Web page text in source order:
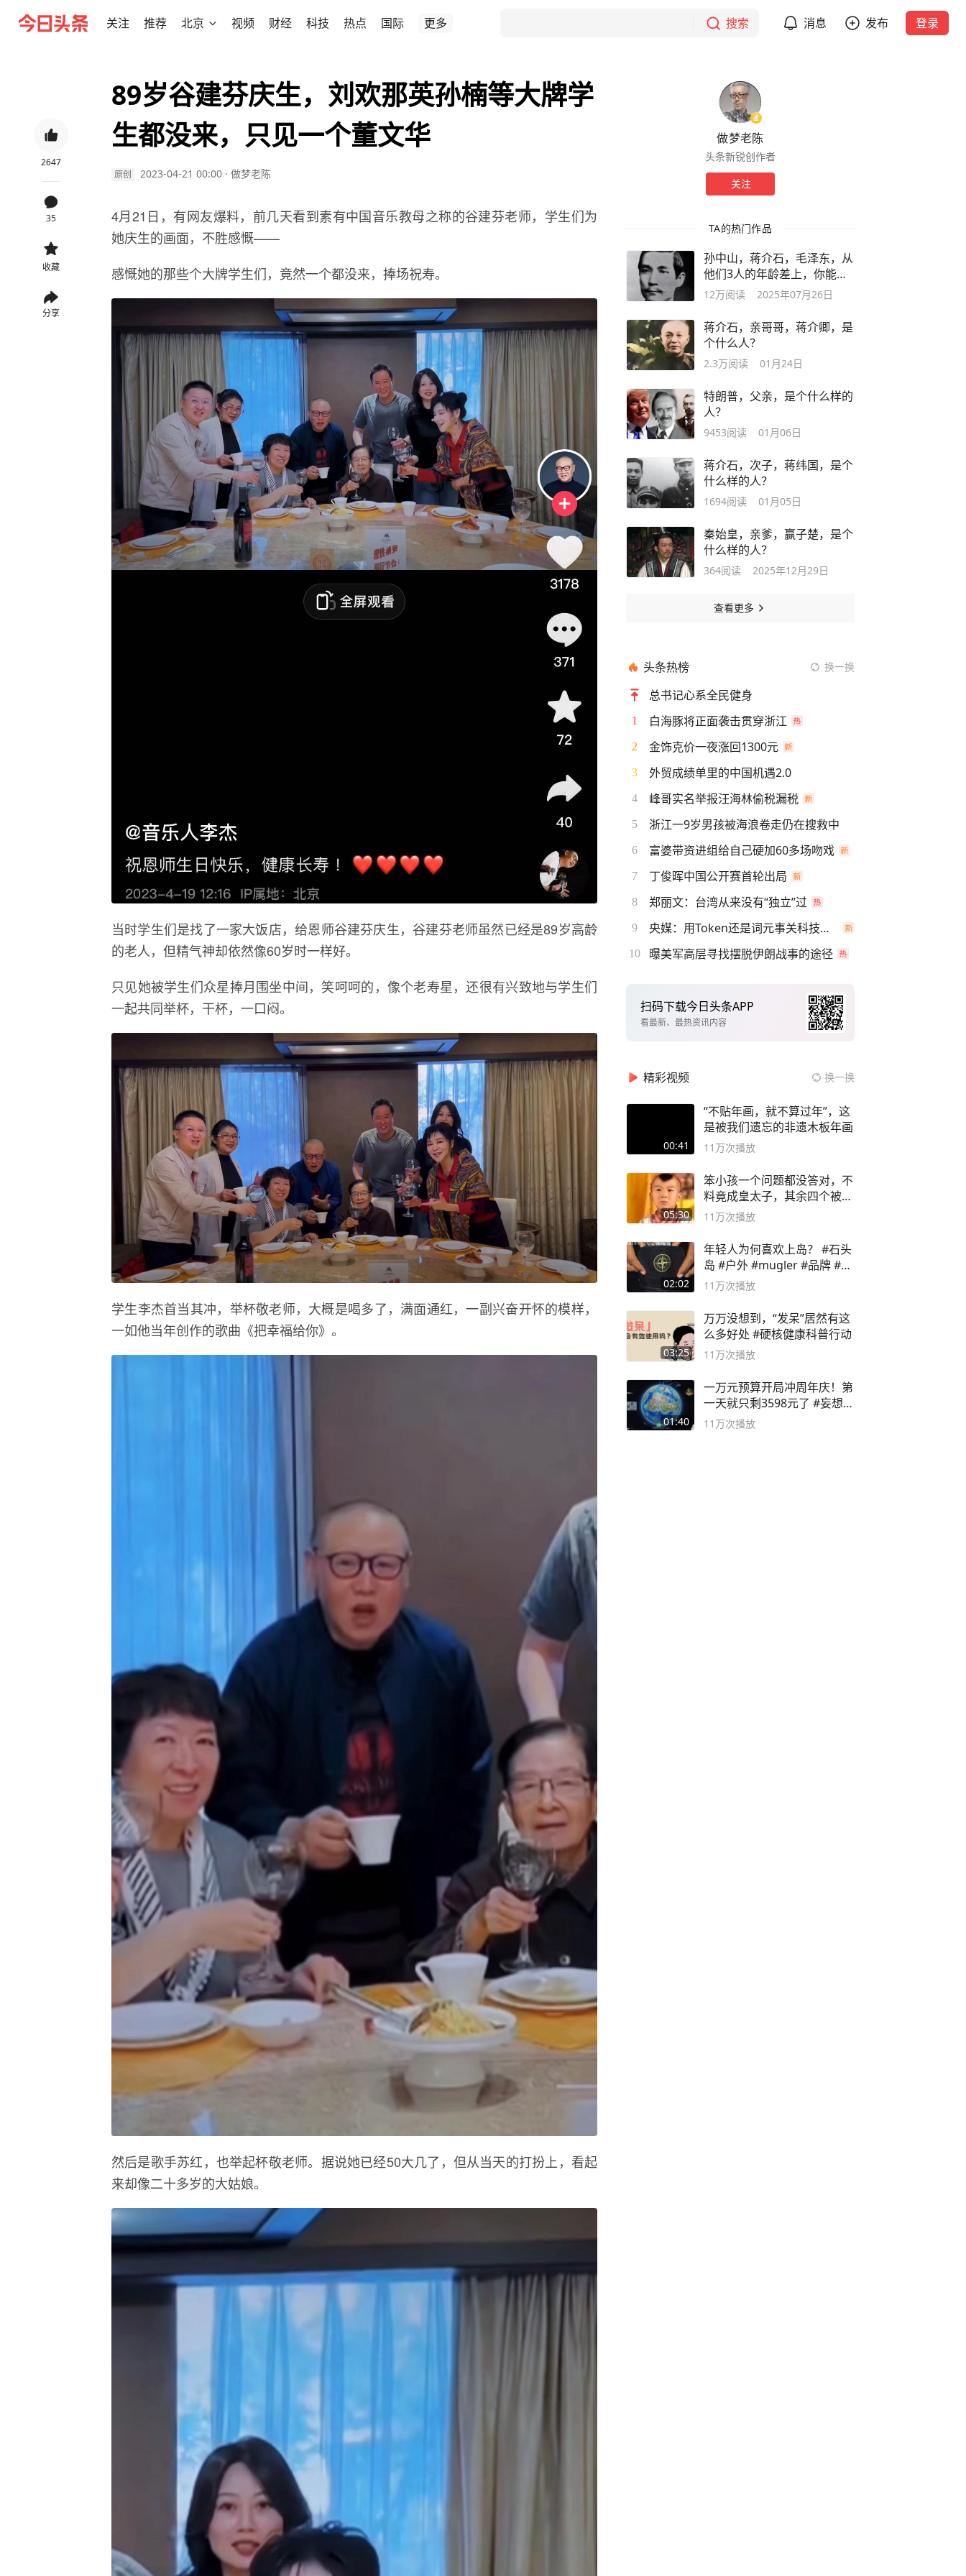
关注 推荐 北京 视频 财经 科技 热点 国际 更多 搜索 消息 发布 登录
2647
35
收藏
分享
89岁谷建芬庆生，刘欢那英孙楠等大牌学
生都没来，只见一个董文华
原创 2023-04-21 00:00 · 做梦老陈
4月21日，有网友爆料，前几天看到素有中国音乐教母之称的谷建芬老师，学生们为
她庆生的画面，不胜感慨——
感慨她的那些个大牌学生们，竟然一个都没来，捧场祝寿。
当时学生们是找了一家大饭店，给恩师谷建芬庆生，谷建芬老师虽然已经是89岁高龄
的老人，但精气神却依然像60岁时一样好。
只见她被学生们众星捧月围坐中间，笑呵呵的，像个老寿星，还很有兴致地与学生们
一起共同举杯，干杯，一口闷。
学生李杰首当其冲，举杯敬老师，大概是喝多了，满面通红，一副兴奋开怀的模样，
一如他当年创作的歌曲《把幸福给你》。
然后是歌手苏红，也举起杯敬老师。据说她已经50大几了，但从当天的打扮上，看起
来却像二十多岁的大姑娘。
做梦老陈
头条新锐创作者
关注
TA的热门作品
孙中山，蒋介石，毛泽东，从
他们3人的年龄差上，你能发
现什么？
12万阅读 2025年07月26日
蒋介石，亲哥哥，蒋介卿，是
个什么人？
2.3万阅读 01月24日
特朗普，父亲，是个什么样的
人？
9453阅读 01月06日
蒋介石，次子，蒋纬国，是个
什么样的人？
1694阅读 01月05日
秦始皇，亲爹，赢子楚，是个
什么样的人？
364阅读 2025年12月29日
查看更多
头条热榜 换一换
总书记心系全民健身
1 白海豚将正面袭击贯穿浙江
2 金饰克价一夜涨回1300元
3 外贸成绩单里的中国机遇2.0
4 峰哥实名举报汪海林偷税漏税
5 浙江一9岁男孩被海浪卷走仍在搜救中
6 富婆带资进组给自己硬加60多场吻戏
7 丁俊晖中国公开赛首轮出局
8 郑丽文：台湾从来没有“独立”过
9 央媒：用Token还是词元事关科技话语权
10 曝美军高层寻找摆脱伊朗战事的途径
扫码下载今日头条APP
看最新、最热资讯内容
精彩视频 换一换
00:41
“不贴年画，就不算过年”，这
是被我们遗忘的非遗木板年画
11万次播放
05:30
笨小孩一个问题都没答对，不
料竟成皇太子，其余四个被处
死
11万次播放
02:02
年轻人为何喜欢上岛？ #石头
岛 #户外 #mugler #品牌 #足
球流氓
11万次播放
03:25
万万没想到，“发呆”居然有这
么多好处 #硬核健康科普行动
11万次播放
01:40
一万元预算开局冲周年庆！第
一天就只剩3598元了 #妄想山
海
11万次播放